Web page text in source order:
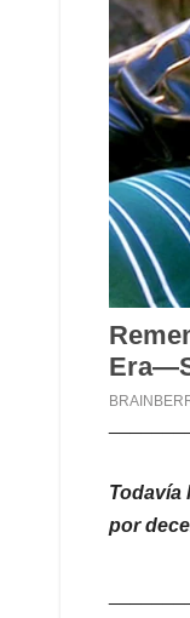
Todavía
por